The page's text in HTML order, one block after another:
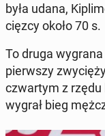
była udana,
cięz­cy około 70 s.
To druga
pierw­szy
czwar­tym z rzędu
wygrał bieg